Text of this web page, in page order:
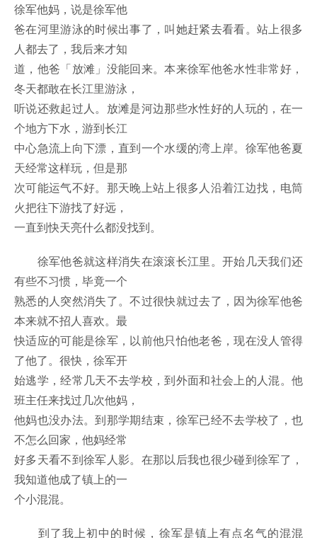
徐军他妈，说是徐军他
爸在河里游泳的时候出事了，叫她赶紧去看看。站上很多
人都去了，我后来才知
道，他爸「放滩」没能回来。本来徐军他爸水性非常好，
冬天都敢在长江里游泳，
听说还救起过人。放滩是河边那些水性好的人玩的，在一
个地方下水，游到长江
中心急流上向下漂，直到一个水缓的湾上岸。徐军他爸夏
天经常这样玩，但是那
次可能运气不好。那天晚上站上很多人沿着江边找，电筒
火把往下游找了好远，
一直到快天亮什么都没找到。
徐军他爸就这样消失在滚滚长江里。开始几天我们还
有些不习惯，毕竟一个
熟悉的人突然消失了。不过很快就过去了，因为徐军他爸
本来就不招人喜欢。最
快适应的可能是徐军，以前他只怕他老爸，现在没人管得
了他了。很快，徐军开
始逃学，经常几天不去学校，到外面和社会上的人混。他
班主任来找过几次他妈，
他妈也没办法。到那学期结束，徐军已经不去学校了，也
不怎么回家，他妈经常
好多天看不到徐军人影。在那以后我也很少碰到徐军了，
我知道他成了镇上的一
个小混混。
到了我上初中的时候，徐军是镇上有点名气的混混